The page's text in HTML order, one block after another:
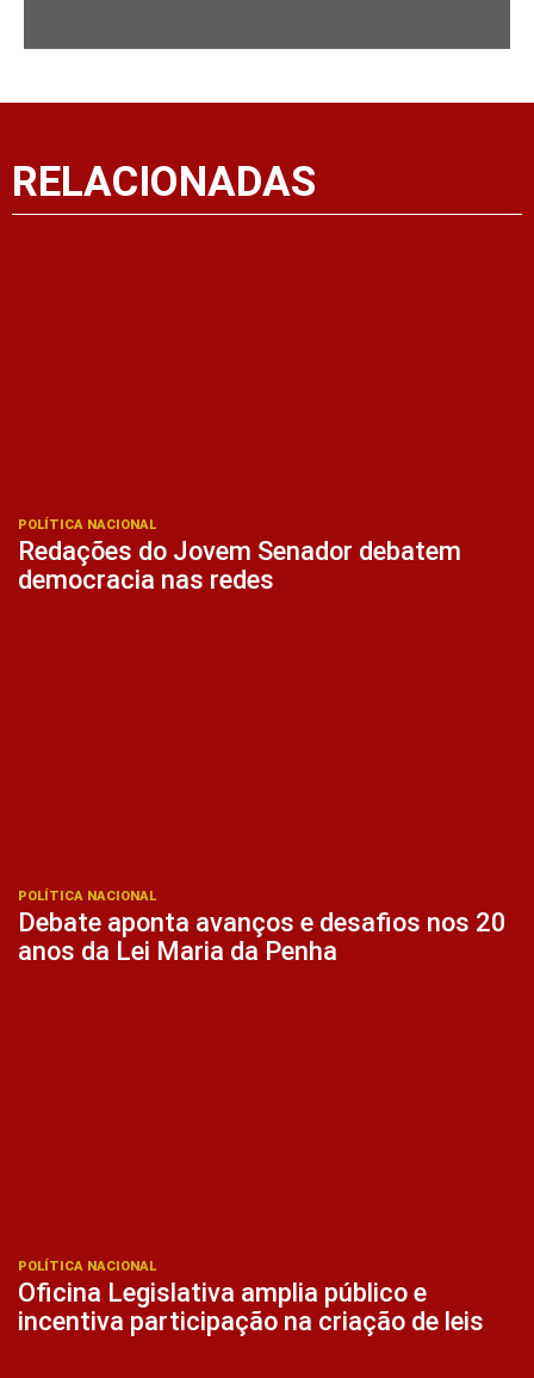
RELACIONADAS
POLÍTICA NACIONAL
Redações do Jovem Senador debatem
democracia nas redes
POLÍTICA NACIONAL
Debate aponta avanços e desafios nos 20
anos da Lei Maria da Penha
POLÍTICA NACIONAL
Oficina Legislativa amplia público e
incentiva participação na criação de leis